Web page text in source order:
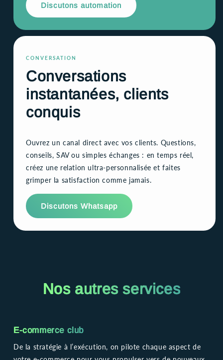
Discutons automation
CONVERSATION
Conversations
instantanées, clients
conquis
Ouvrez un canal direct avec vos clients. Questions,
conseils, SAV ou simples échanges : en temps réel,
créez une relation ultra-personnalisée et faites
grimper la satisfaction comme jamais.
Discutons Whatsapp
Nos autres services
E-commerce club
De la stratégie à l’exécution, on pilote chaque aspect de